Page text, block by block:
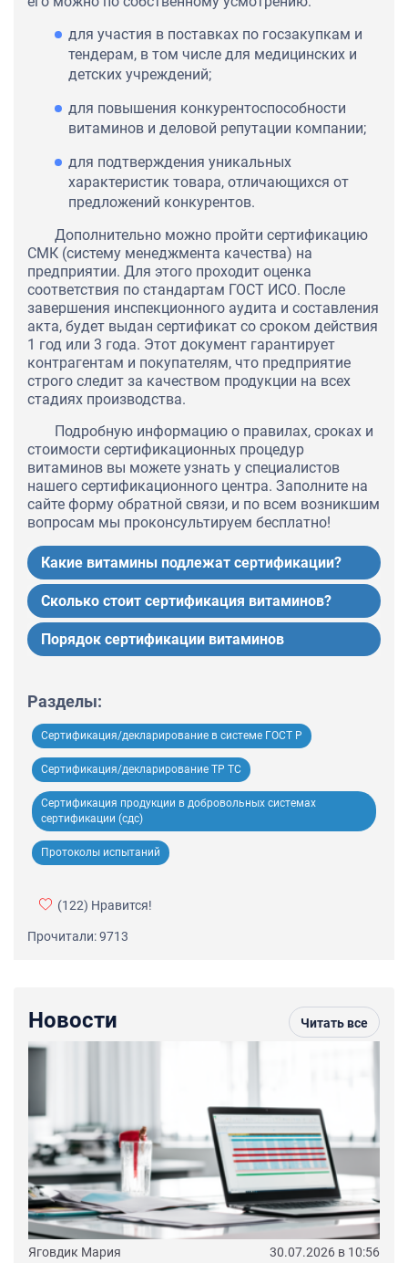
для участия в поставках по госзакупкам и
тендерам, в том числе для медицинских и
детских учреждений;
для повышения конкурентоспособности
витаминов и деловой репутации компании;
для подтверждения уникальных
характеристик товара, отличающихся от
предложений конкурентов.
Дополнительно можно пройти сертификацию
СМК (систему менеджмента качества) на
предприятии. Для этого проходит оценка
соответствия по стандартам ГОСТ ИСО. После
завершения инспекционного аудита и составления
акта, будет выдан сертификат со сроком действия
1 год или 3 года. Этот документ гарантирует
контрагентам и покупателям, что предприятие
строго следит за качеством продукции на всех
стадиях производства.
Подробную информацию о правилах, сроках и
стоимости сертификационных процедур
витаминов вы можете узнать у специалистов
нашего сертификационного центра. Заполните на
сайте форму обратной связи, и по всем возникшим
вопросам мы проконсультируем бесплатно!
Какие витамины подлежат сертификации?
Сколько стоит сертификация витаминов?
Порядок сертификации витаминов
Разделы:
Сертификация/декларирование в системе ГОСТ Р
Сертификация/декларирование ТР ТС
Сертификация продукции в добровольных системах
сертификации (сдс)
Протоколы испытаний
(122) Нравится!
Прочитали: 9713
Новости Читать все
Яговдик Мария 30.07.2026 в 10:56